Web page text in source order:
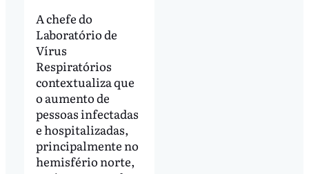
A chefe do
Laboratório de
Vírus
Respiratórios
contextualiza que
o aumento de
pessoas infectadas
e hospitalizadas,
principalmente no
hemisfério norte,